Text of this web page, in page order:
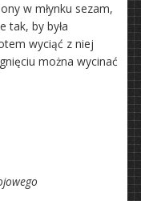
w młynku sezam,
tak, by była
wyciąć z niej
można wycinać